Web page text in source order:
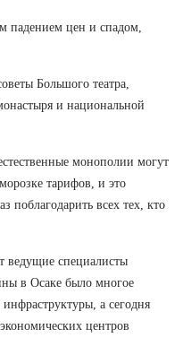
падением цен и спадом,
Большого театра,
и национальной
монополии могут
тарифов, и это
поблагодарить всех тех, кто
ведущие специалисты
в Осаке было многое
а сегодня
центров